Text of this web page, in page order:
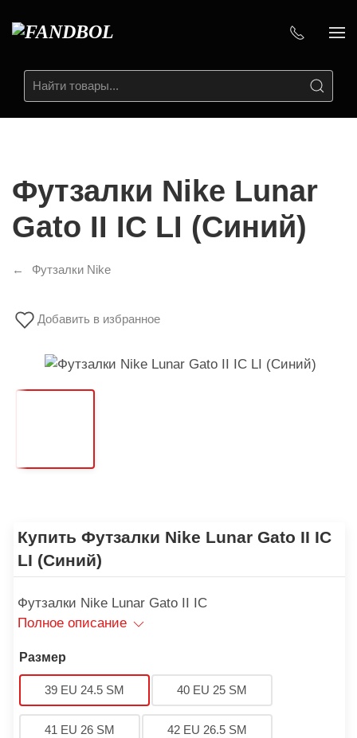
Футзалки Nike Lunar
Gato II IC LI (Синий)
Футзалки Nike
Добавить в избранное
Купить Футзалки Nike Lunar Gato II IC
LI (Синий)
Футзалки Nike Lunar Gato II IC
Полное описание
Размер
39 EU 24.5 SM 40 EU 25 SM
41 EU 26 SM 42 EU 26.5 SM